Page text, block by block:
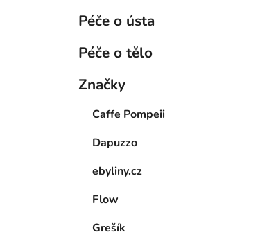
Péče o ústa
Péče o tělo
Značky
Caffe Pompeii
Dapuzzo
ebyliny.cz
Flow
Grešík